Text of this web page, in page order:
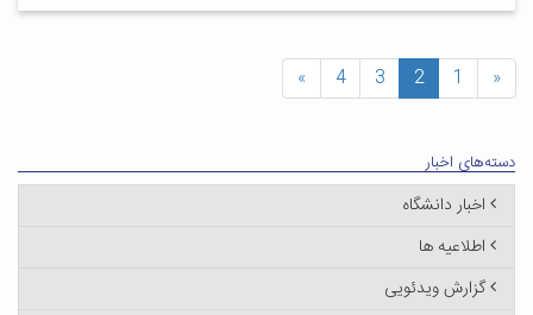
«
1
2
3
4
»
دسته‌های اخبار
اخبار دانشگاه
اطلاعیه ها
گزارش ویدئویی